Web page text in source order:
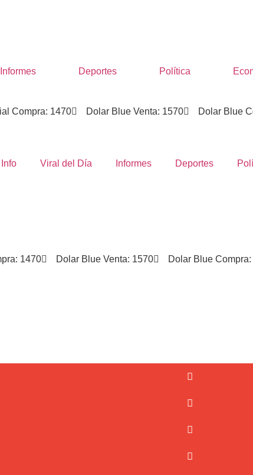
Informes Deportes Política
Compra: 1470 Dolar Blue Venta: 1570 Dolar Blue
Viral del Día Informes Deportes
1470 Dolar Blue Venta: 1570 Dolar Blue